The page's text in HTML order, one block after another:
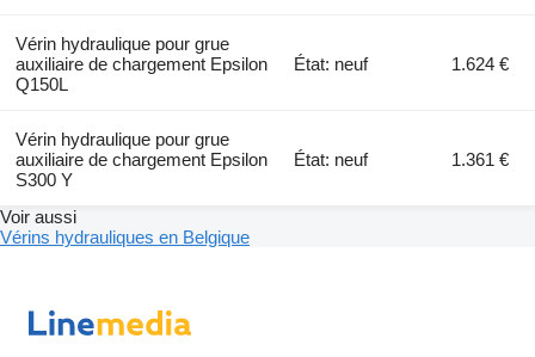
Vérin hydraulique pour grue
auxiliaire de chargement Epsilon
Q150L
État: neuf 1.624 €
Vérin hydraulique pour grue
auxiliaire de chargement Epsilon
S300 Y
État: neuf 1.361 €
Voir aussi
Vérins hydrauliques en Belgique